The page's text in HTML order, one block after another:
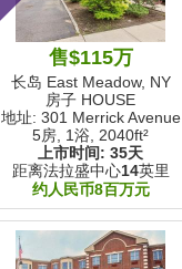
售$115万
长岛 East Meadow, NY
房子 HOUSE
地址: 301 Merrick Avenue
5房, 1浴, 2040ft²
上市时间:35天
距离法拉盛中心14英里
约人民币8百万元